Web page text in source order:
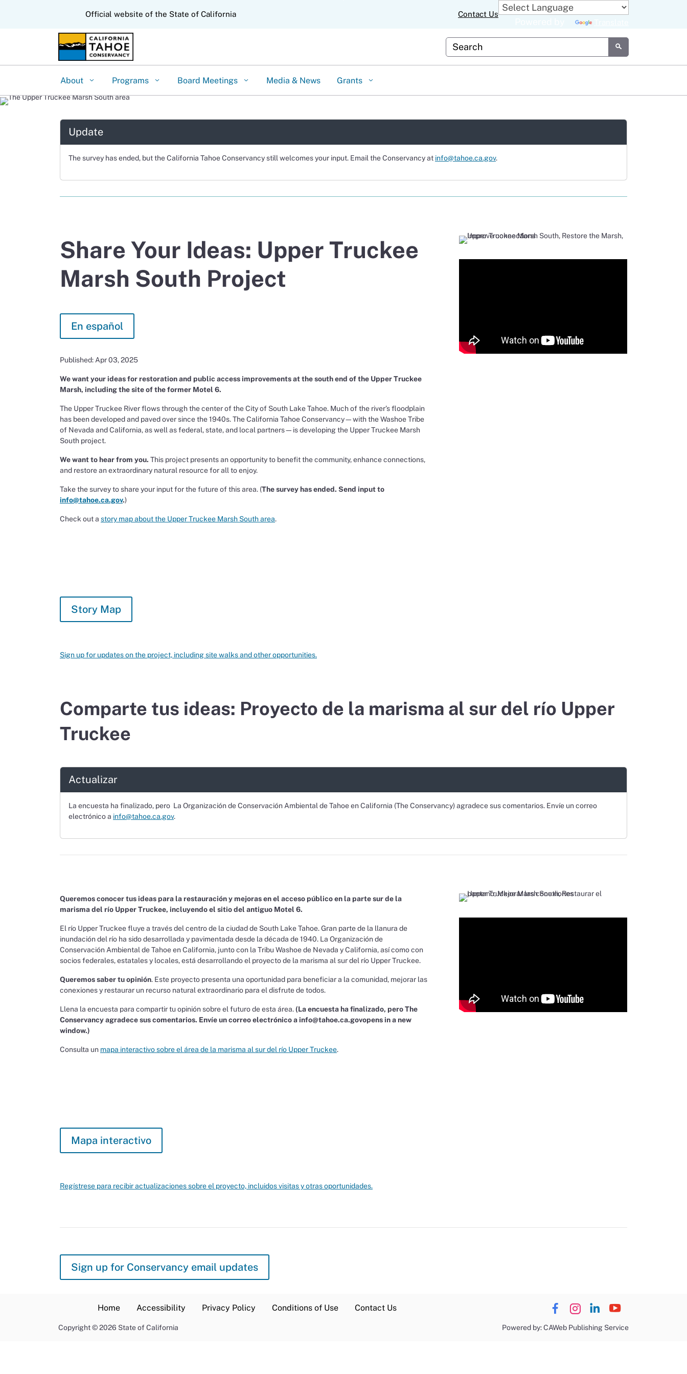
Official website of the State of California Contact Us
Custom Google Search
Submit
About Programs Board Meetings Media & News Grants
Update
The survey has ended, but the California Tahoe Conservancy still welcomes your input. Email the Conservancy at info@tahoe.ca.gov.
Share Your Ideas: Upper Truckee
Marsh South Project
En español
Published: Apr 03, 2025
We want your ideas for restoration and public access improvements at the south end of the Upper Truckee
Marsh, including the site of the former Motel 6.
The Upper Truckee River flows through the center of the City of South Lake Tahoe. Much of the river’s floodplain
has been developed and paved over since the 1940s. The California Tahoe Conservancy—with the Washoe Tribe
of Nevada and California, as well as federal, state, and local partners—is developing the Upper Truckee Marsh
South project.
We want to hear from you. This project presents an opportunity to benefit the community, enhance connections,
and restore an extraordinary natural resource for all to enjoy.
Take the survey to share your input for the future of this area. (The survey has ended. Send input to
info@tahoe.ca.gov.)
Check out a story map about the Upper Truckee Marsh South area.
Story Map
Sign up for updates on the project, including site walks and other opportunities.
Comparte tus ideas: Proyecto de la marisma al sur del río Upper
Truckee
Actualizar
La encuesta ha finalizado, pero La Organización de Conservación Ambiental de Tahoe en California (The Conservancy) agradece sus comentarios. Envíe un correo
electrónico a info@tahoe.ca.gov.
Queremos conocer tus ideas para la restauración y mejoras en el acceso público en la parte sur de la
marisma del río Upper Truckee, incluyendo el sitio del antiguo Motel 6.
El río Upper Truckee fluye a través del centro de la ciudad de South Lake Tahoe. Gran parte de la llanura de
inundación del río ha sido desarrollada y pavimentada desde la década de 1940. La Organización de
Conservación Ambiental de Tahoe en California, junto con la Tribu Washoe de Nevada y California, así como con
socios federales, estatales y locales, está desarrollando el proyecto de la marisma al sur del río Upper Truckee.
Queremos saber tu opinión. Este proyecto presenta una oportunidad para beneficiar a la comunidad, mejorar las
conexiones y restaurar un recurso natural extraordinario para el disfrute de todos.
Llena la encuesta para compartir tu opinión sobre el futuro de esta área.(La encuesta ha finalizado, pero The
Conservancy agradece sus comentarios. Envíe un correo electrónico a info@tahoe.ca.govopens in a new
window.)
Consulta un mapa interactivo sobre el área de la marisma al sur del río Upper Truckee.
Mapa interactivo
Regístrese para recibir actualizaciones sobre el proyecto, incluidos visitas y otras oportunidades.
Sign up for Conservancy email updates
Home Accessibility Privacy Policy Conditions of Use Contact Us
Copyright©2026 State of California Powered by: CAWeb Publishing Service